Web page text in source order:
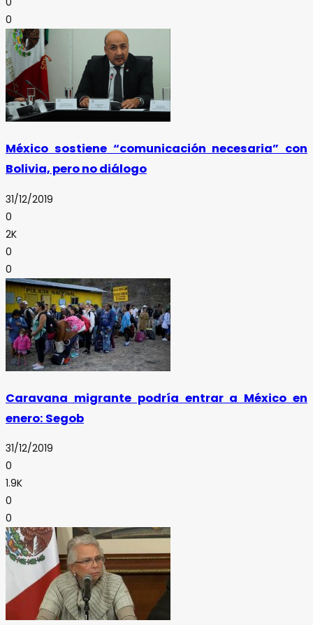
0
México sostiene “comunicación necesaria” con
Bolivia, pero no diálogo
31/12/2019
0
2K
0
0
Caravana migrante podría entrar a México en
enero: Segob
31/12/2019
0
1.9K
0
0